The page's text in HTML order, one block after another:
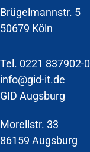
Brügelmannstr. 5
50679 Köln
Tel. 0221 837902-0
info@gid-it.de
GID Augsburg
Morellstr. 33
86159 Augsburg